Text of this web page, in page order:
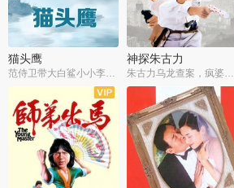
猫头鹰
范侍卫带大白鲨小小李破案寻妃
神探朱古力
朱古力乌龙查案，疯婆子神助攻